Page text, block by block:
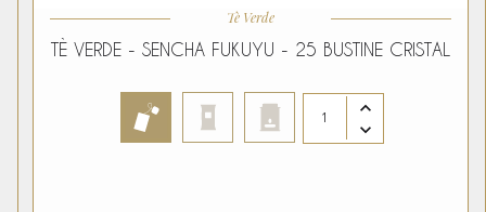
Tè Verde
TÈ VERDE - SENCHA FUKUYU - 25 BUSTINE CRISTAL